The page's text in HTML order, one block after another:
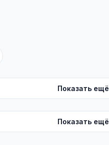
Показать ещё
Показать ещё